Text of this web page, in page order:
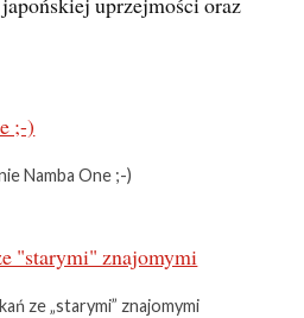
Namba One ;-)
ze „starymi” znajomymi